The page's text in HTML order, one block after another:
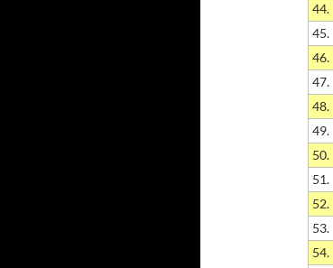
44.
45.
46.
47.
48.
49.
50.
51.
52.
53.
54.